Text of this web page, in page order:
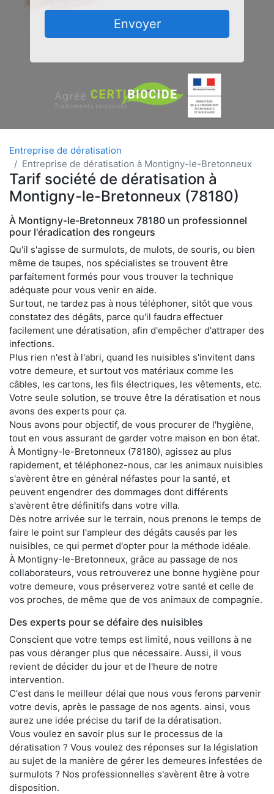
Envoyer
Entreprise de dératisation
Entreprise de dératisation à Montigny-le-Bretonneux
Tarif société de dératisation à
Montigny-le-Bretonneux (78180)
À Montigny-le-Bretonneux 78180 un professionnel
pour l'éradication des rongeurs
Qu'il s'agisse de surmulots, de mulots, de souris, ou bien
même de taupes, nos spécialistes se trouvent être
parfaitement formés pour vous trouver la technique
adéquate pour vous venir en aide.
Surtout, ne tardez pas à nous téléphoner, sitôt que vous
constatez des dégâts, parce qu'il faudra effectuer
facilement une dératisation, afin d'empêcher d'attraper des
infections.
Plus rien n'est à l'abri, quand les nuisibles s'invitent dans
votre demeure, et surtout vos matériaux comme les
câbles, les cartons, les fils électriques, les vêtements, etc.
Votre seule solution, se trouve être la dératisation et nous
avons des experts pour ça.
Nous avons pour objectif, de vous procurer de l'hygiène,
tout en vous assurant de garder votre maison en bon état.
À Montigny-le-Bretonneux (78180), agissez au plus
rapidement, et téléphonez-nous, car les animaux nuisibles
s'avèrent être en général néfastes pour la santé, et
peuvent engendrer des dommages dont différents
s'avèrent être définitifs dans votre villa.
Dès notre arrivée sur le terrain, nous prenons le temps de
faire le point sur l'ampleur des dégâts causés par les
nuisibles, ce qui permet d'opter pour la méthode idéale.
À Montigny-le-Bretonneux, grâce au passage de nos
collaborateurs, vous retrouverez une bonne hygiène pour
votre demeure, vous préserverez votre santé et celle de
vos proches, de même que de vos animaux de compagnie.
Des experts pour se défaire des nuisibles
Conscient que votre temps est limité, nous veillons à ne
pas vous déranger plus que nécessaire. Aussi, il vous
revient de décider du jour et de l'heure de notre
intervention.
C'est dans le meilleur délai que nous vous ferons parvenir
votre devis, après le passage de nos agents. ainsi, vous
aurez une idée précise du tarif de la dératisation.
Vous voulez en savoir plus sur le processus de la
dératisation ? Vous voulez des réponses sur la législation
au sujet de la manière de gérer les demeures infestées de
surmulots ? Nos professionnelles s'avèrent être à votre
disposition.